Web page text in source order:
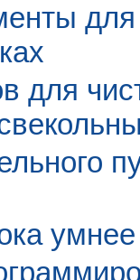
для
умнее